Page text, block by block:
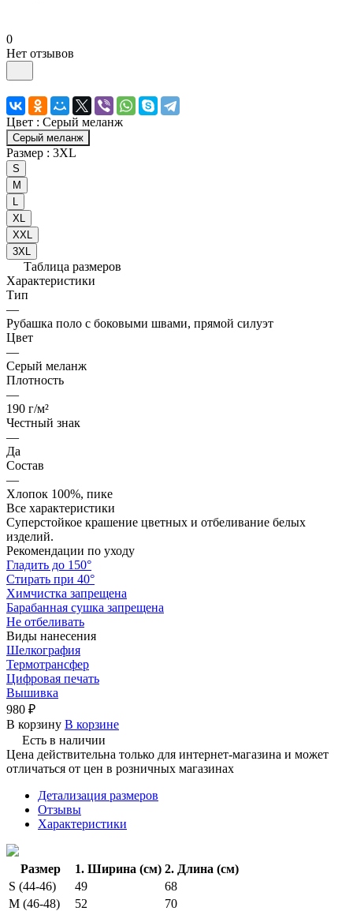
0
Нет отзывов
Цвет : Серый меланж
Серый меланж
Размер : 3XL
S
M
L
XL
XXL
3XL
Таблица размеров
Характеристики
Тип
—
Рубашка поло с боковыми швами, прямой силуэт
Цвет
—
Серый меланж
Плотность
—
190 г/м²
Честный знак
—
Да
Состав
—
Хлопок 100%, пике
Все характеристики
Суперстойкое крашение цветных и отбеливание белых
изделий.
Рекомендации по уходу
Гладить до 150°
Стирать при 40°
Химчистка запрещена
Барабанная сушка запрещена
Не отбеливать
Виды нанесения
Шелкография
Термотрансфер
Цифровая печать
Вышивка
980 ₽
В корзину В корзине
Есть в наличии
Цена действительна только для интернет-магазина и может
отличаться от цен в розничных магазинах
Детализация размеров
Отзывы
Характеристики
Размер 1. Ширина (см) 2. Длина (см)
S (44-46)
49
68
M (46-48)
52
70